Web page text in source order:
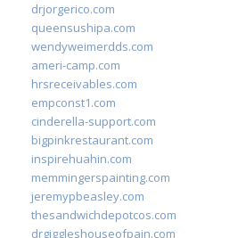
drjorgerico.com
queensushipa.com
wendyweimerdds.com
ameri-camp.com
hrsreceivables.com
empconst1.com
cinderella-support.com
bigpinkrestaurant.com
inspirehuahin.com
memmingerspainting.com
jeremypbeasley.com
thesandwichdepotcos.com
drgiggleshouseofpain.com